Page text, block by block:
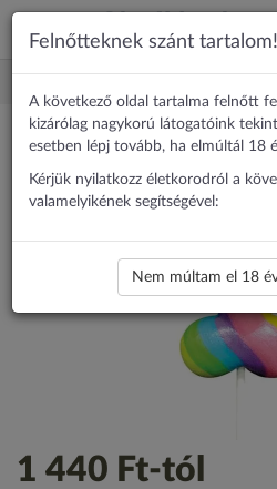
1 440 Ft-tól
Felnőtteknek szánt tartalom!
A következő oldal tartalma felnőtt
kizárólag nagykorú látogatóink
esetben lépj tovább, ha elmúltál 18
Kérjük nyilatkozz életkorodról a
valamelyikének segítségével:
Nem múltam el 18